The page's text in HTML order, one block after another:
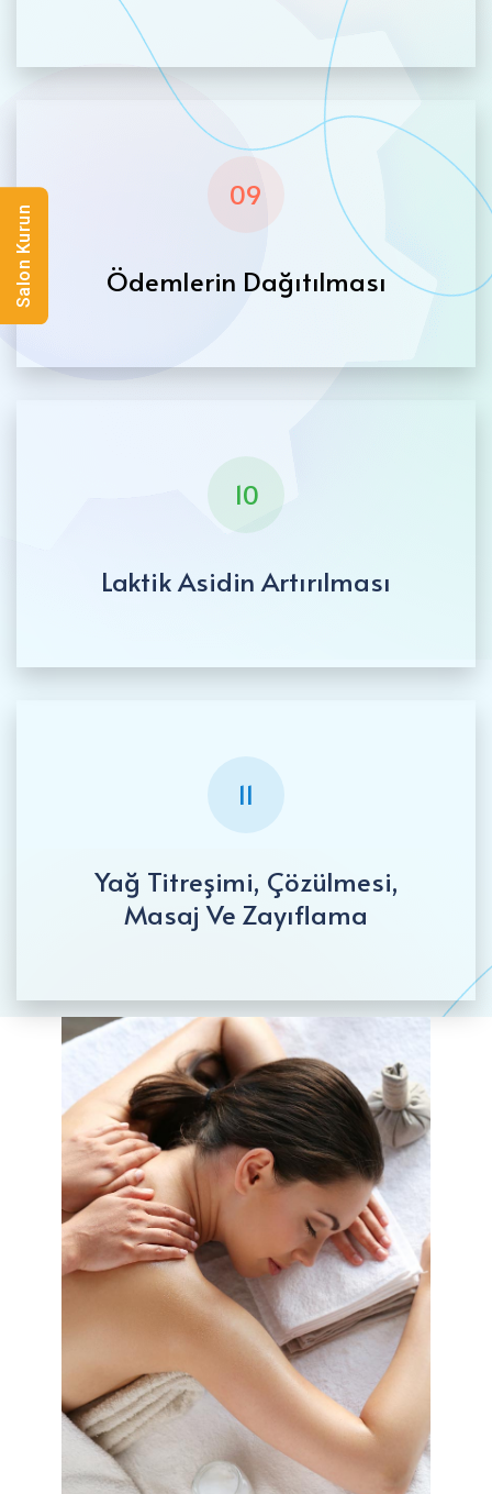
09
Ödemlerin Dağıtılması
10
Laktik Asidin Artırılması
11
Yağ Titreşimi, Çözülmesi,
Masaj Ve Zayıflama
Salon Kurun